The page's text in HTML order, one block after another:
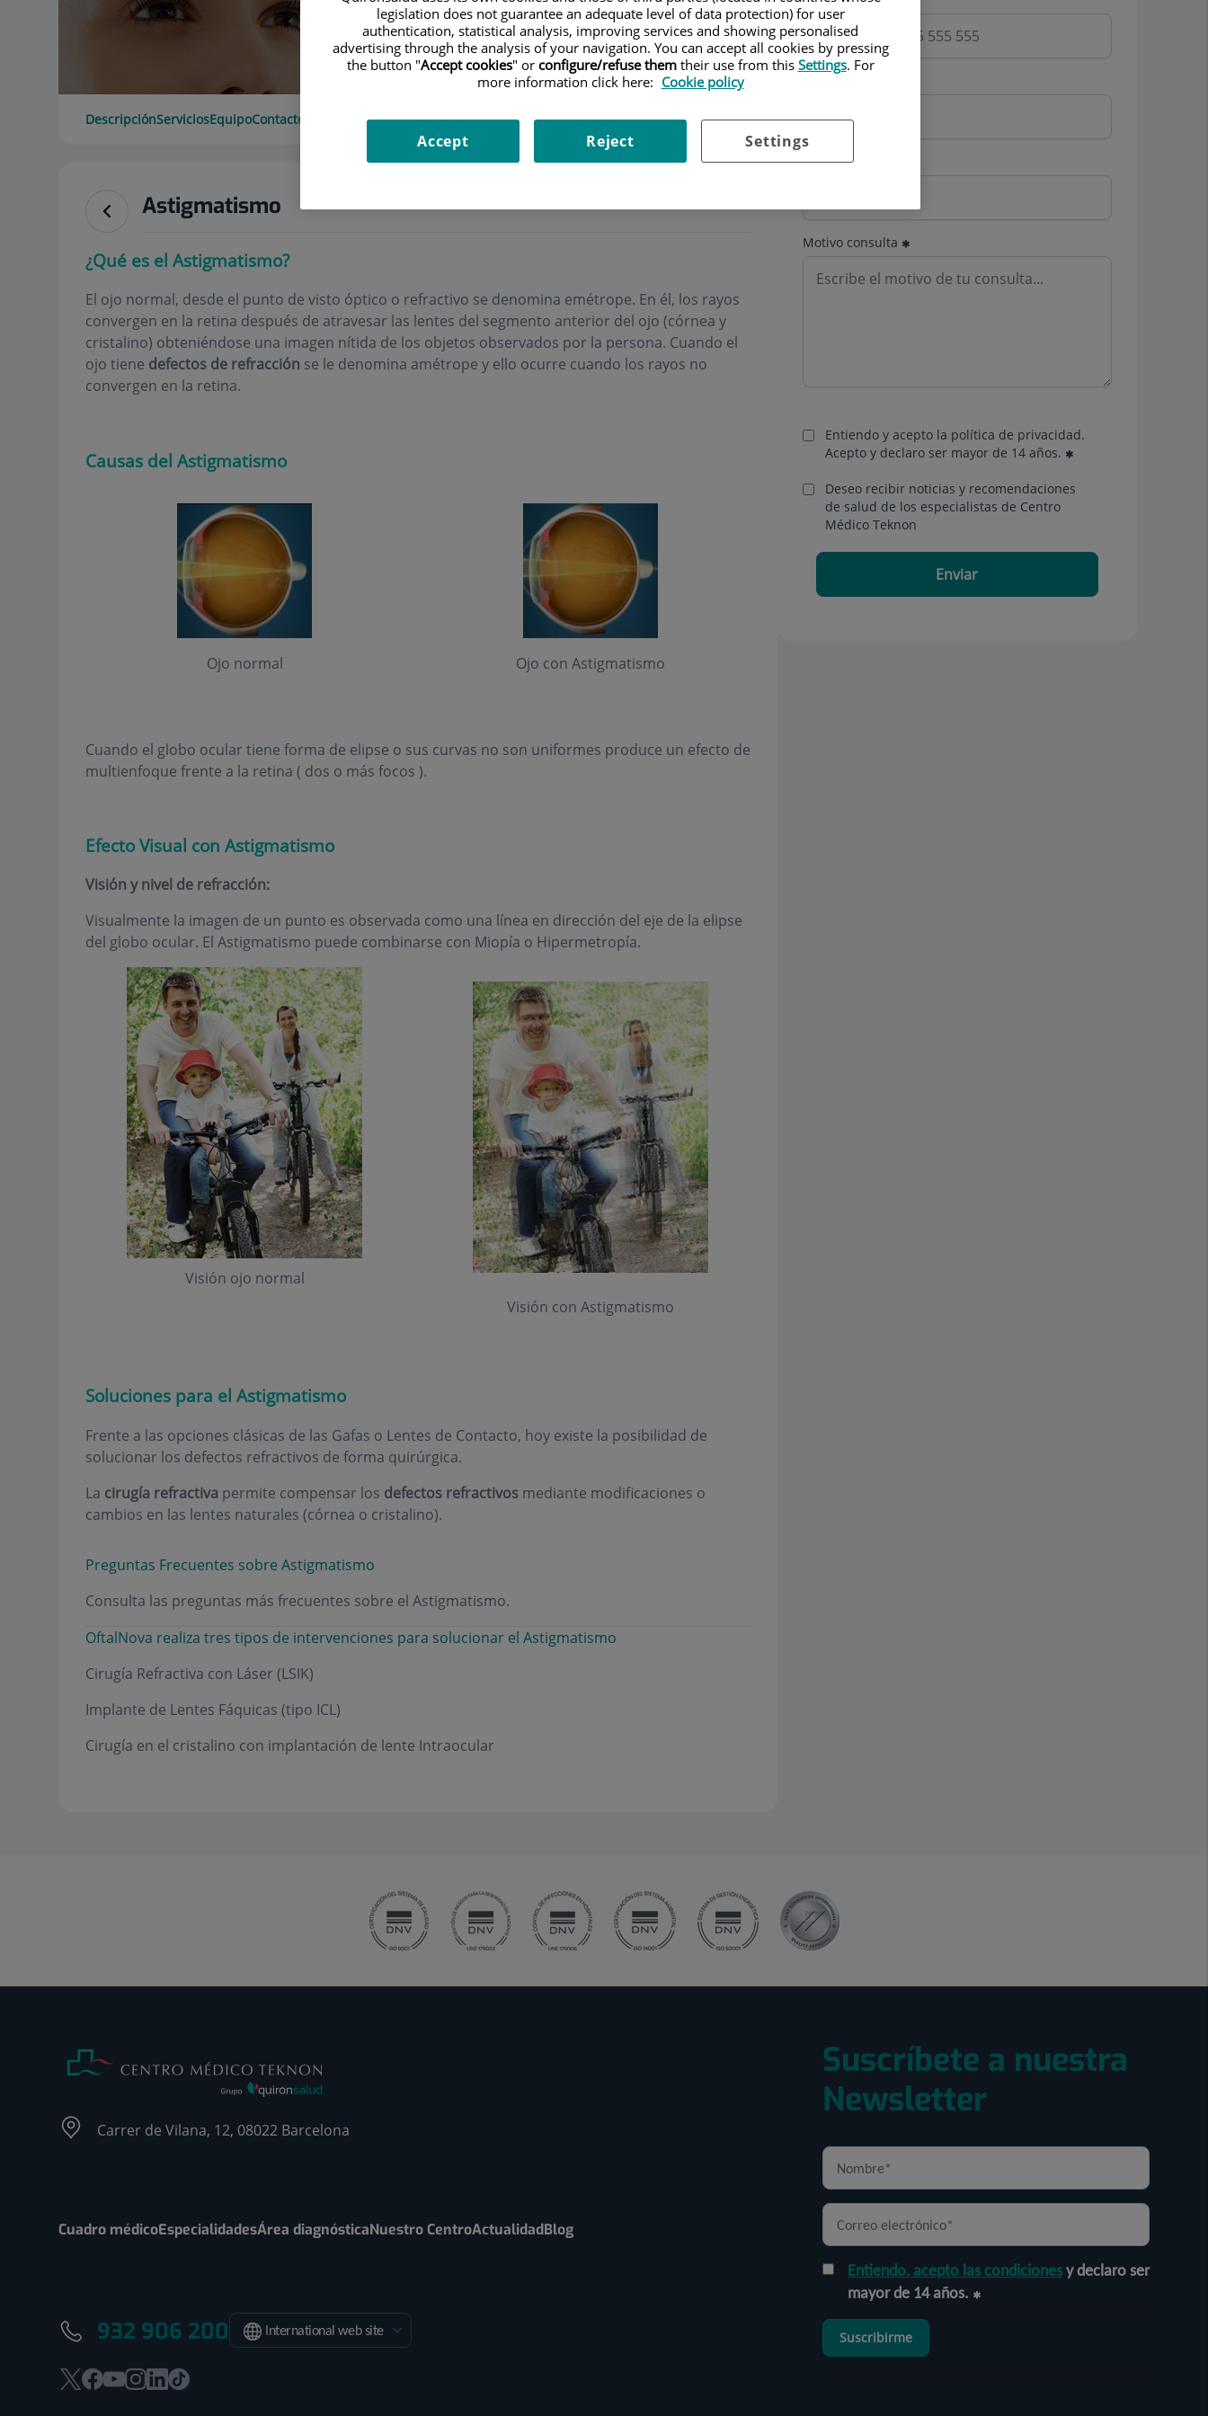
DescripciónServiciosEquipoContacto Datos de interésHorario
Astigmatismo
¿Qué es el Astigmatismo?
El ojo normal, desde el punto de visto óptico o refractivo se denomina emétrope. En él, los rayos
convergen en la retina después de atravesar las lentes del segmento anterior del ojo (córnea y
cristalino) obteniéndose una imagen nítida de los objetos observados por la persona. Cuando el
ojo tiene defectos de refracción se le denomina amétrope y ello ocurre cuando los rayos no
convergen en la retina.
Causas del Astigmatismo
Ojo normal Ojo con Astigmatismo
Cuando el globo ocular tiene forma de elipse o sus curvas no son uniformes produce un efecto de
multienfoque frente a la retina ( dos o más focos ).
Efecto Visual con Astigmatismo
Visión y nivel de refracción:
Visualmente la imagen de un punto es observada como una línea en dirección del eje de la elipse
del globo ocular. El Astigmatismo puede combinarse con Miopía o Hipermetropía.
Visión ojo normal
Visión con Astigmatismo
Soluciones para el Astigmatismo
Frente a las opciones clásicas de las Gafas o Lentes de Contacto, hoy existe la posibilidad de
solucionar los defectos refractivos de forma quirúrgica.
La cirugía refractiva permite compensar los defectos refractivosmediante modificaciones o
cambios en las lentes naturales (córnea o cristalino).
Preguntas Frecuentes sobre Astigmatismo
Consulta las preguntas más frecuentes sobre el Astigmatismo.
OftalNova realiza tres tipos de intervenciones para solucionar el Astigmatismo
Cirugía Refractiva con Láser (LSIK)
Implante de Lentes Fáquicas (tipo ICL)
Cirugía en el cristalino con implantación de lente Intraocular
Mutua
Motivo consulta
Entiendo y acepto la política de privacidad.
Acepto y declaro ser mayor de 14 años.
Deseo recibir noticias y recomendaciones
de salud de los especialistas de Centro
Médico Teknon
Enviar
Carrer de Vilana, 12, 08022 Barcelona
Cuadro médicoEspecialidadesÁrea diagnósticaNuestro CentroActualidadBlog
932 906 200 International web site
Suscríbete a nuestra
Newsletter
Entiendo, acepto las condicionesy declaro ser
mayor de 14 años.
Suscribirme
legislation does not guarantee an adequate level of data protection) for user
authentication, statistical analysis, improving services and showing personalised
advertising through the analysis of your navigation. You can accept all cookies by pressing
the button "Accept cookies" or configure/refuse themtheir use from this Settings. For
more information click here: Cookie policy
Settings
Reject
Accept